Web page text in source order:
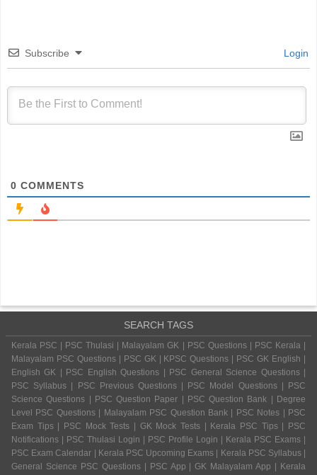
Subscribe Login
0 COMMENTS
SEARCH TAGS
Kerala PSC | PSC Thulasi | Malayalam GK | PSC Questions | PSC Kerala |
Malayalam PSC Questions | PSC GK | KPSC Questions | PSC GK English |
English GK | PSC English Questions | PSC General Science Questions |
PSC Syllabus | PSC Previous Questions | PSC Model Questions | PSC
Science Questions | PSC Question Paper | PSC Question Bank | Degree
Level PSC Questions | Malayalam PSC Question Bank | PSC Notes | PSC
Exam Tips | PSC Mock Tests | GK Mock Tests | Kerala PSC Tips | PSC
Notifications | PSC Thulasi Login | PSC Profile Login | Kerala PSC Exams |
PSC Exam Calendar | Kerala PSC Upcoming Exams | Kerala PSC Syllabus |
General Science PSC Questions | PSC App | GK Malayalam App | Kerala